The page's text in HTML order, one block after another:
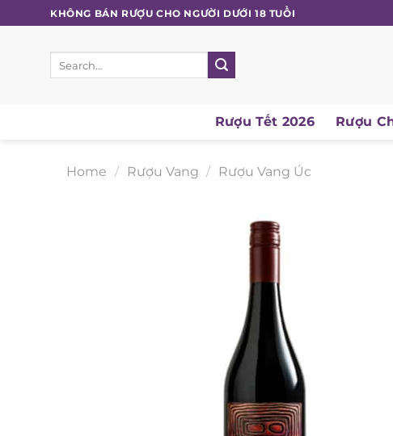
to
content
KHÔNG BÁN RƯỢU CHO NGƯỜI DƯỚI 18 TUỔI
Rượu Tết 2026 Rượu
Home Rượu Vang Rượu Vang Úc